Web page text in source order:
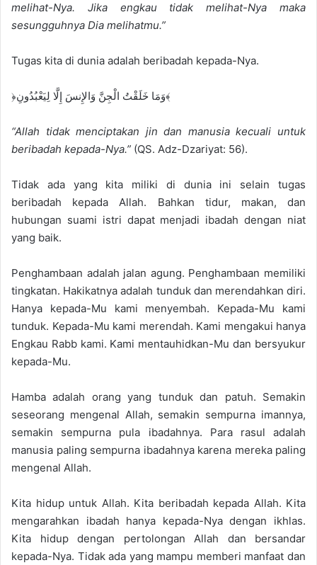
melihat-Nya. Jika engkau tidak melihat-Nya maka
sesungguhnya Dia melihatmu.”
Tugas kita di dunia adalah beribadah kepada-Nya.
﴿وَمَا خَلَقْتُ الْجِنَّ وَالإِنسَ إِلَّا لِيَعْبُدُونِ﴾
“Allah tidak menciptakan jin dan manusia kecuali untuk
beribadah kepada-Nya.” (QS. Adz-Dzariyat: 56).
Tidak ada yang kita miliki di dunia ini selain tugas
beribadah kepada Allah. Bahkan tidur, makan, dan
hubungan suami istri dapat menjadi ibadah dengan niat
yang baik.
Penghambaan adalah jalan agung. Penghambaan memiliki
tingkatan. Hakikatnya adalah tunduk dan merendahkan diri.
Hanya kepada-Mu kami menyembah. Kepada-Mu kami
tunduk. Kepada-Mu kami merendah. Kami mengakui hanya
Engkau Rabb kami. Kami mentauhidkan-Mu dan bersyukur
kepada-Mu.
Hamba adalah orang yang tunduk dan patuh. Semakin
seseorang mengenal Allah, semakin sempurna imannya,
semakin sempurna pula ibadahnya. Para rasul adalah
manusia paling sempurna ibadahnya karena mereka paling
mengenal Allah.
Kita hidup untuk Allah. Kita beribadah kepada Allah. Kita
mengarahkan ibadah hanya kepada-Nya dengan ikhlas.
Kita hidup dengan pertolongan Allah dan bersandar
kepada-Nya. Tidak ada yang mampu memberi manfaat dan